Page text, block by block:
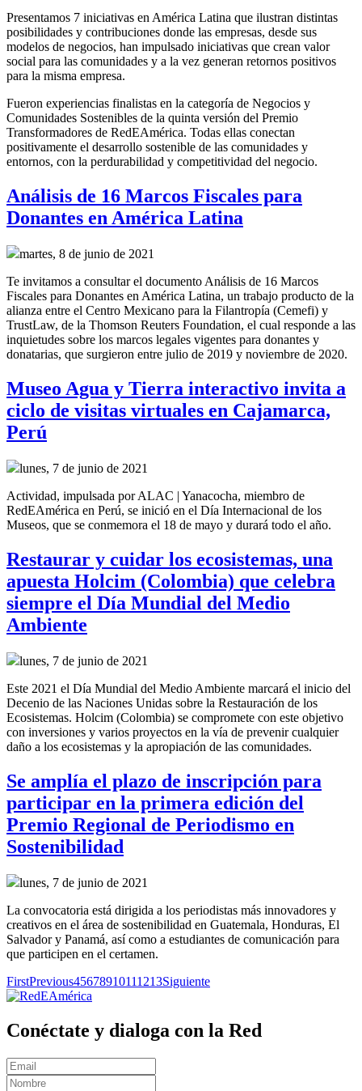
Presentamos 7 iniciativas en América Latina que ilustran distintas
posibilidades y contribuciones donde las empresas, desde sus
modelos de negocios, han impulsado iniciativas que crean valor
social para las comunidades y a la vez generan retornos positivos
para la misma empresa.
Fueron experiencias finalistas en la categoría de Negocios y
Comunidades Sostenibles de la quinta versión del Premio
Transformadores de RedEAmérica. Todas ellas conectan
positivamente el desarrollo sostenible de las comunidades y
entornos, con la perdurabilidad y competitividad del negocio.
Análisis de 16 Marcos Fiscales para
Donantes en América Latina
martes, 8 de junio de 2021
Te invitamos a consultar el documento Análisis de 16 Marcos
Fiscales para Donantes en América Latina, un trabajo producto de la
alianza entre el Centro Mexicano para la Filantropía (Cemefi) y
TrustLaw, de la Thomson Reuters Foundation, el cual responde a las
inquietudes sobre los marcos legales vigentes para donantes y
donatarias, que surgieron entre julio de 2019 y noviembre de 2020.
Museo Agua y Tierra interactivo invita a
ciclo de visitas virtuales en Cajamarca,
Perú
lunes, 7 de junio de 2021
Actividad, impulsada por ALAC | Yanacocha, miembro de
RedEAmérica en Perú, se inició en el Día Internacional de los
Museos, que se conmemora el 18 de mayo y durará todo el año.
Restaurar y cuidar los ecosistemas, una
apuesta Holcim (Colombia) que celebra
siempre el Día Mundial del Medio
Ambiente
lunes, 7 de junio de 2021
Este 2021 el Día Mundial del Medio Ambiente marcará el inicio del
Decenio de las Naciones Unidas sobre la Restauración de los
Ecosistemas. Holcim (Colombia) se compromete con este objetivo
con inversiones y varios proyectos en la vía de prevenir cualquier
daño a los ecosistemas y la apropiación de las comunidades.
Se amplía el plazo de inscripción para
participar en la primera edición del
Premio Regional de Periodismo en
Sostenibilidad
lunes, 7 de junio de 2021
La convocatoria está dirigida a los periodistas más innovadores y
creativos en el área de sostenibilidad en Guatemala, Honduras, El
Salvador y Panamá, así como a estudiantes de comunicación para
que participen en el certamen.
FirstPrevious45678910111213Siguiente
Conéctate y dialoga con la Red